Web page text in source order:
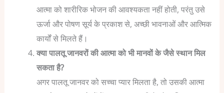
आत्मा को शारीरिक भोजन की आवश्यकता नहीं होती, परंतु उसे
ऊर्जा और पोषण सूर्य के प्रकाश से, अच्छी भावनाओं और आत्मिक
कार्यों से मिलते हैं।
क्या पालतू जानवरों की आत्मा को भी मानवों के जैसे स्थान मिल
सकता है?
अगर पालतू जानवर को सच्चा प्यार मिलता है, तो उसकी आत्मा